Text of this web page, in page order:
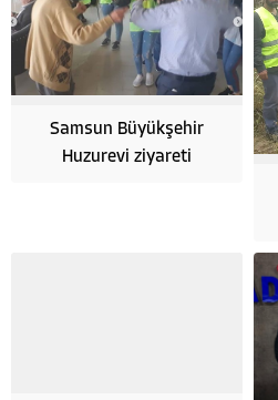
Samsun Büyükşehir
Huzurevi ziyareti